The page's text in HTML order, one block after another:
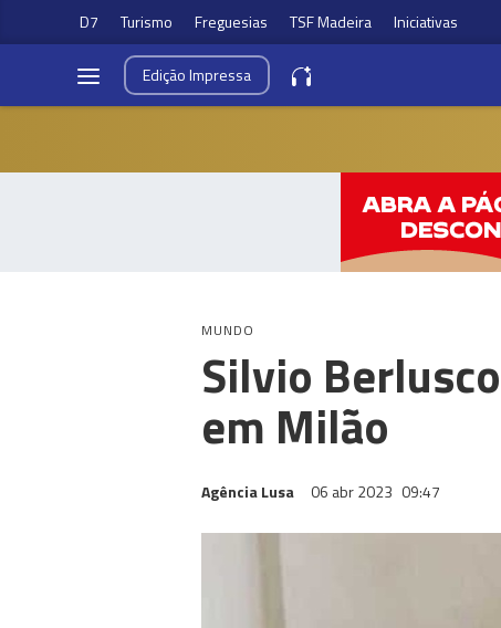
D7 Turismo Freguesias TSF Madeira Iniciativas
EdiçãoImpressa
MUNDO
Silvio
em Milão
Agência Lusa 06 abr 2023 09:47